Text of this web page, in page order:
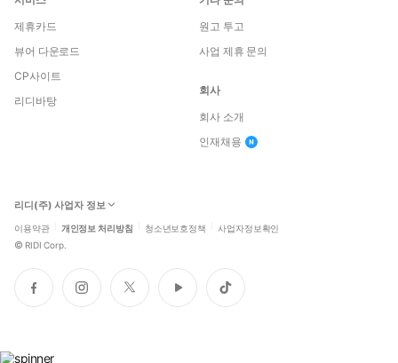
제휴카드
뷰어 다운로드
CP사이트
리디바탕
원고 투고
사업 제휴 문의
회사
회사 소개
인재채용
리디(주) 사업자 정보
이용약관 개인정보 처리방침 청소년보호정책 사업자정보확인
© RIDI Corp.
페
이
인
스
트
위
유
튜
틱
톡